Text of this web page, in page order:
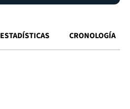
ESTADÍSTICAS CRONOLOGÍA